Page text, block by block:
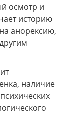
осмотр и
историю
анорексию,
наличие